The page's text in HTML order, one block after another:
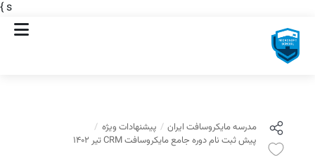
s
}
مدرسه مایکروسافت ایران
پیشنهادات ویژه
پیش ثبت نام دوره جامع مایکروسافت CRM تیر 1402